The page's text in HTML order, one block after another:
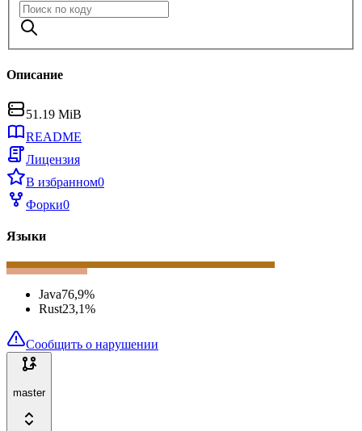
Описание
51.19 MiB
README
Лицензия
В избранном0
Форки0
Языки
Java76,9%
Rust23,1%
Сообщить о нарушении
master